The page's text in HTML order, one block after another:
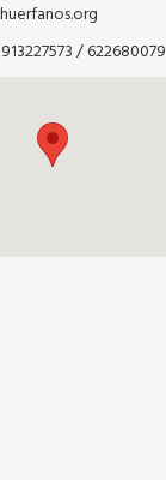
913227573/622680079